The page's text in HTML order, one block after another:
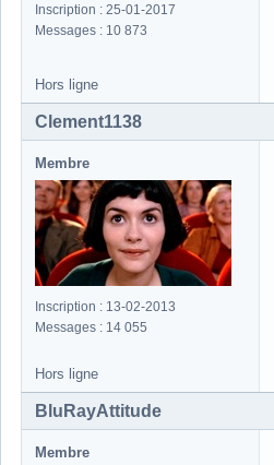
Inscription : 25-01-2017
Messages : 10 873
Hors ligne
Clement1138
Membre
Inscription : 13-02-2013
Messages : 14 055
Hors ligne
BluRayAttitude
Membre